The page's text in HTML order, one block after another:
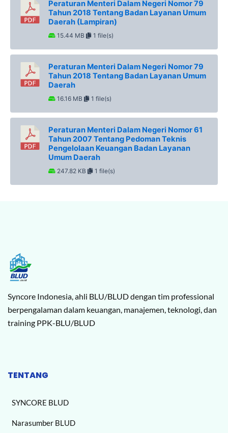
Peraturan Menteri Dalam Negeri Nomor 79
Tahun 2018 Tentang Badan Layanan Umum
Daerah (Lampiran)
15.44 MB 1 file(s)
Peraturan Menteri Dalam Negeri Nomor 79
Tahun 2018 Tentang Badan Layanan Umum
Daerah
16.16 MB 1 file(s)
Peraturan Menteri Dalam Negeri Nomor 61
Tahun 2007 Tentang Pedoman Teknis
Pengelolaan Keuangan Badan Layanan
Umum Daerah
247.82 KB 1 file(s)
Syncore Indonesia, ahli BLU/BLUD dengan tim professional
berpengalaman dalam keuangan, manajemen, teknologi, dan
training PPK-BLU/BLUD
TENTANG
SYNCORE BLUD
Narasumber BLUD